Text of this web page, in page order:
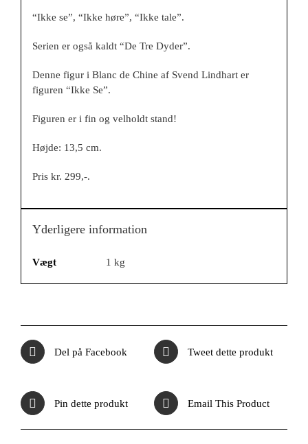
“Ikke se”, “Ikke høre”, “Ikke tale”.
Serien er også kaldt “De Tre Dyder”.
Denne figur i Blanc de Chine af Svend Lindhart er
figuren “Ikke Se”.
Figuren er i fin og velholdt stand!
Højde: 13,5 cm.
Pris kr. 299,-.
Yderligere information
Vægt 1 kg
Del på Facebook Tweet dette produkt
Pin dette produkt Email This Product